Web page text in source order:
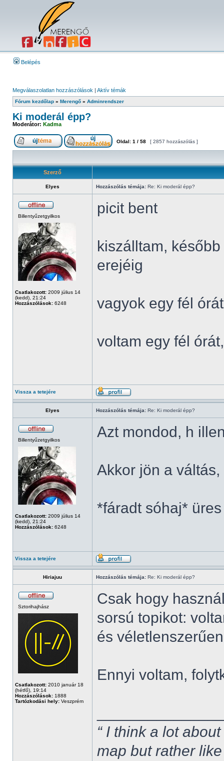
Belépés
Megválaszolatlan hozzászólások | Aktív témák
Fórum kezdőlap » Merengő » Adminrendszer
Ki moderál épp?
Moderátor: Kadma
Oldal: 1 / 58 [ 2857 hozzászólás ]
Szerző
Elyes Hozzászólás témája: Re: Ki moderál épp?
Billentyűzetgyilkos
Csatlakozott: 2009 július 14
(kedd), 21:24
Hozzászólások: 6248
picit bent
kiszálltam,
erejéig
vagyok egy fél órát
voltam egy fél
Vissza a tetejére
Elyes Hozzászólás témája: Re: Ki moderál épp?
Billentyűzetgyilkos
Csatlakozott: 2009 július 14
(kedd), 21:24
Hozzászólások: 6248
Azt mondod, h
Akkor jön a
*fáradt sóhaj* üres
Vissza a tetejére
Hiriajuu Hozzászólás témája: Re: Ki moderál épp?
Sztorihajhász
Csatlakozott: 2010 január 18
(hétfő), 19:14
Hozzászólások: 1888
Tartózkodási hely: Veszprém
Csak hogy
sorsú topikot:
és
Ennyi voltam,
“ I think a lot
map but rather